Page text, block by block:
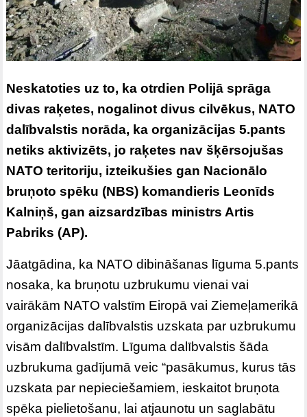
Neskatoties uz to, ka otrdien Polijā sprāga
divas raķetes, nogalinot divus cilvēkus, NATO
dalībvalstis norāda, ka organizācijas 5.pants
netiks aktivizēts, jo raķetes nav šķērsojušas
NATO teritoriju, izteikušies gan Nacionālo
bruņoto spēku (NBS) komandieris Leonīds
Kalniņš, gan aizsardzības ministrs Artis
Pabriks (AP).
Jāatgādina, ka NATO dibināšanas līguma 5.pants
nosaka, ka bruņotu uzbrukumu vienai vai
vairākām NATO valstīm Eiropā vai Ziemeļamerikā
organizācijas dalībvalstis uzskata par uzbrukumu
visām dalībvalstīm. Līguma dalībvalstis šāda
uzbrukuma gadījumā veic “pasākumus, kurus tās
uzskata par nepieciešamiem, ieskaitot bruņota
spēka pielietošanu, lai atjaunotu un saglabātu